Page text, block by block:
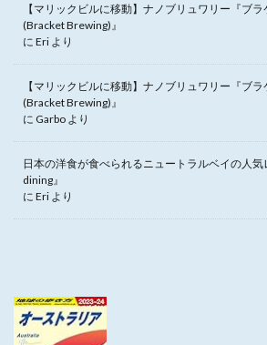
【マリックビルに移動】ナノブリュワリー『ブ
(Bracket Brewing)』
に Eri より
【マリックビルに移動】ナノブリュワリー『ブ
(Bracket Brewing)』
に Garbo より
日本の洋食が食べられるニュートラルベイの人気
dining』
に Eri より